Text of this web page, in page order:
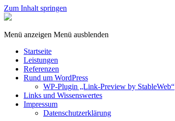
Zum Inhalt springen
StableWeb
CMS-
Menü anzeigen Menü ausblenden
Startseite
Leistungen
Referenzen
Rund um WordPress
WP-Plugin „Link-Preview by StableWeb“
Links und Wissenswertes
Impressum
Datenschutzerklärung